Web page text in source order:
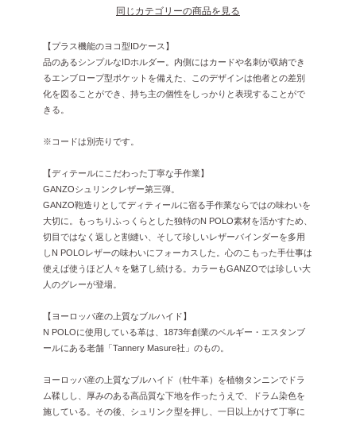
同じカテゴリーの商品を見る
【プラス機能のヨコ型IDケース】
品のあるシンプルなIDホルダー。内側にはカードや名刺が収納でき
るエンブロープ型ポケットを備えた、このデザインは他者との差別
化を図ることができ、持ち主の個性をしっかりと表現することがで
きる。
※コードは別売りです。
【ディテールにこだわった丁寧な手作業】
GANZOシュリンクレザー第三弾。
GANZO鞄造りとしてディティールに宿る手作業ならではの味わいを
大切に。もっちりふっくらとした独特のN POLO素材を活かすため、
切目ではなく返しと割縫い、そして珍しいレザーバインダーを多用
しN POLOレザーの味わいにフォーカスした。心のこもった手仕事は
使えば使うほど人々を魅了し続ける。カラーもGANZOでは珍しい大
人のグレーが登場。
【ヨーロッパ産の上質なブルハイド】
N POLOに使用している革は、1873年創業のベルギー・エスタンブ
ールにある老舗「Tannery Masure社」のもの。
ヨーロッパ産の上質なブルハイド（牡牛革）を植物タンニンでドラ
ム鞣しし、厚みのある高品質な下地を作ったうえで、ドラム染色を
施している。その後、シュリンク型を押し、一日以上かけて丁寧に